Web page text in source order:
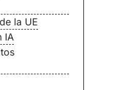
la UE
IA